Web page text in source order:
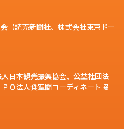
（読売新聞社、株式会社東京ドー
日本観光振興協会、公益社団法
Ｏ法人食空間コーディネート協